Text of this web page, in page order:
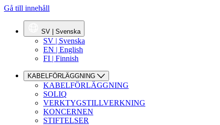
Gå till innehåll
SV | Svenska
SV | Svenska
EN | English
FI | Finnish
KABELFÖRLÄGGNING
KABELFÖRLÄGGNING
SOLIQ
VERKTYGSTILLVERKNING
KONCERNEN
STIFTELSER